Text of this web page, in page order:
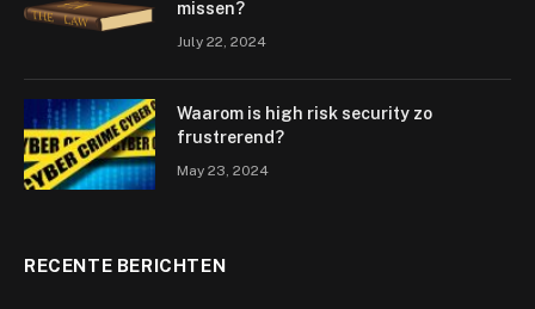
missen?
July 22, 2024
Waarom is high risk security zo
frustrerend?
May 23, 2024
RECENTE BERICHTEN